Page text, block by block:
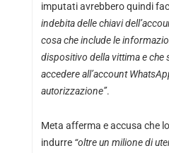
imputati avrebbero quindi
indebita delle chiavi
cosa che include le
dispositivo della vittima e che
accedere all’account
autorizzazione”.
Meta afferma e accusa che
indurre “oltre un milione di